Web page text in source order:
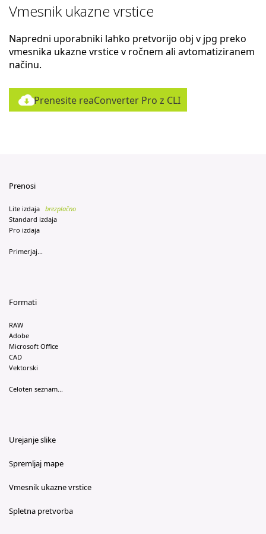
Vmesnik ukazne vrstice
Napredni uporabniki lahko pretvorijo obj v jpg preko
vmesnika ukazne vrstice v ročnem ali avtomatiziranem
načinu.
Prenesite reaConverter Pro z CLI
Prenosi
Lite izdaja brezplačno
Standard izdaja
Pro izdaja
Primerjaj...
Formati
RAW
Adobe
Microsoft Office
CAD
Vektorski
Celoten seznam...
Urejanje slike
Spremljaj mape
Vmesnik ukazne vrstice
Spletna pretvorba